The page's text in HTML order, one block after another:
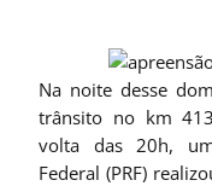
Na noite desse
trânsito no km
volta das 20h,
Federal (PRF)